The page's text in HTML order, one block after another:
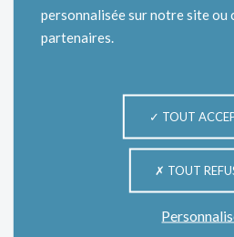
personnalisée sur notre site ou
partenaires.
TOUT
TOUT